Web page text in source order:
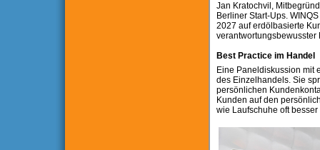
Jan Kratochvil,
Berliner Start-Ups.
2027 auf erdölbasierte
verantwortungsbewusster
Best Practice im Handel
Eine Paneldiskussion mit
des Einzelhandels. Sie
persönlichen
Kunden auf den
wie Laufschuhe oft